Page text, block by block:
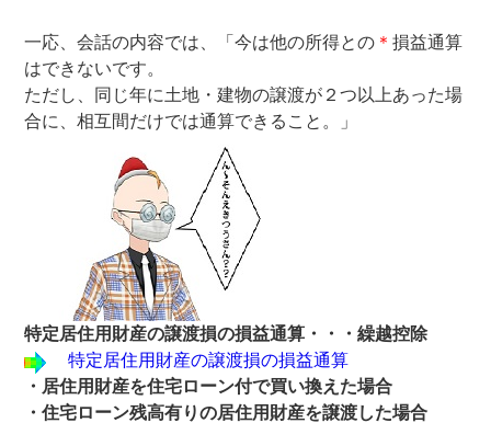
一応、会話の内容では、「今は他の所得との ＊損益通算
はできないです。
ただし、同じ年に土地・建物の譲渡が２つ以上あった場
合に、相互間だけでは通算できること。」
特定居住用財産の譲渡損の損益通算・・・繰越控除
特定居住用財産の譲渡損の損益通算
・居住用財産を住宅ローン付で買い換えた場合
・住宅ローン残高有りの居住用財産を譲渡した場合